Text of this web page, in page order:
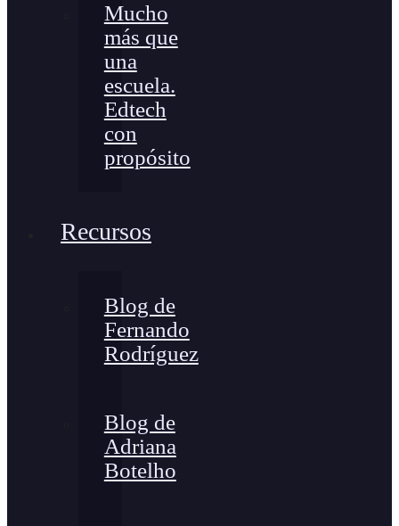
Mucho
más que
una
escuela.
Edtech
con
propósito
Recursos
Blog de
Fernando
Rodríguez
Blog de
Adriana
Botelho